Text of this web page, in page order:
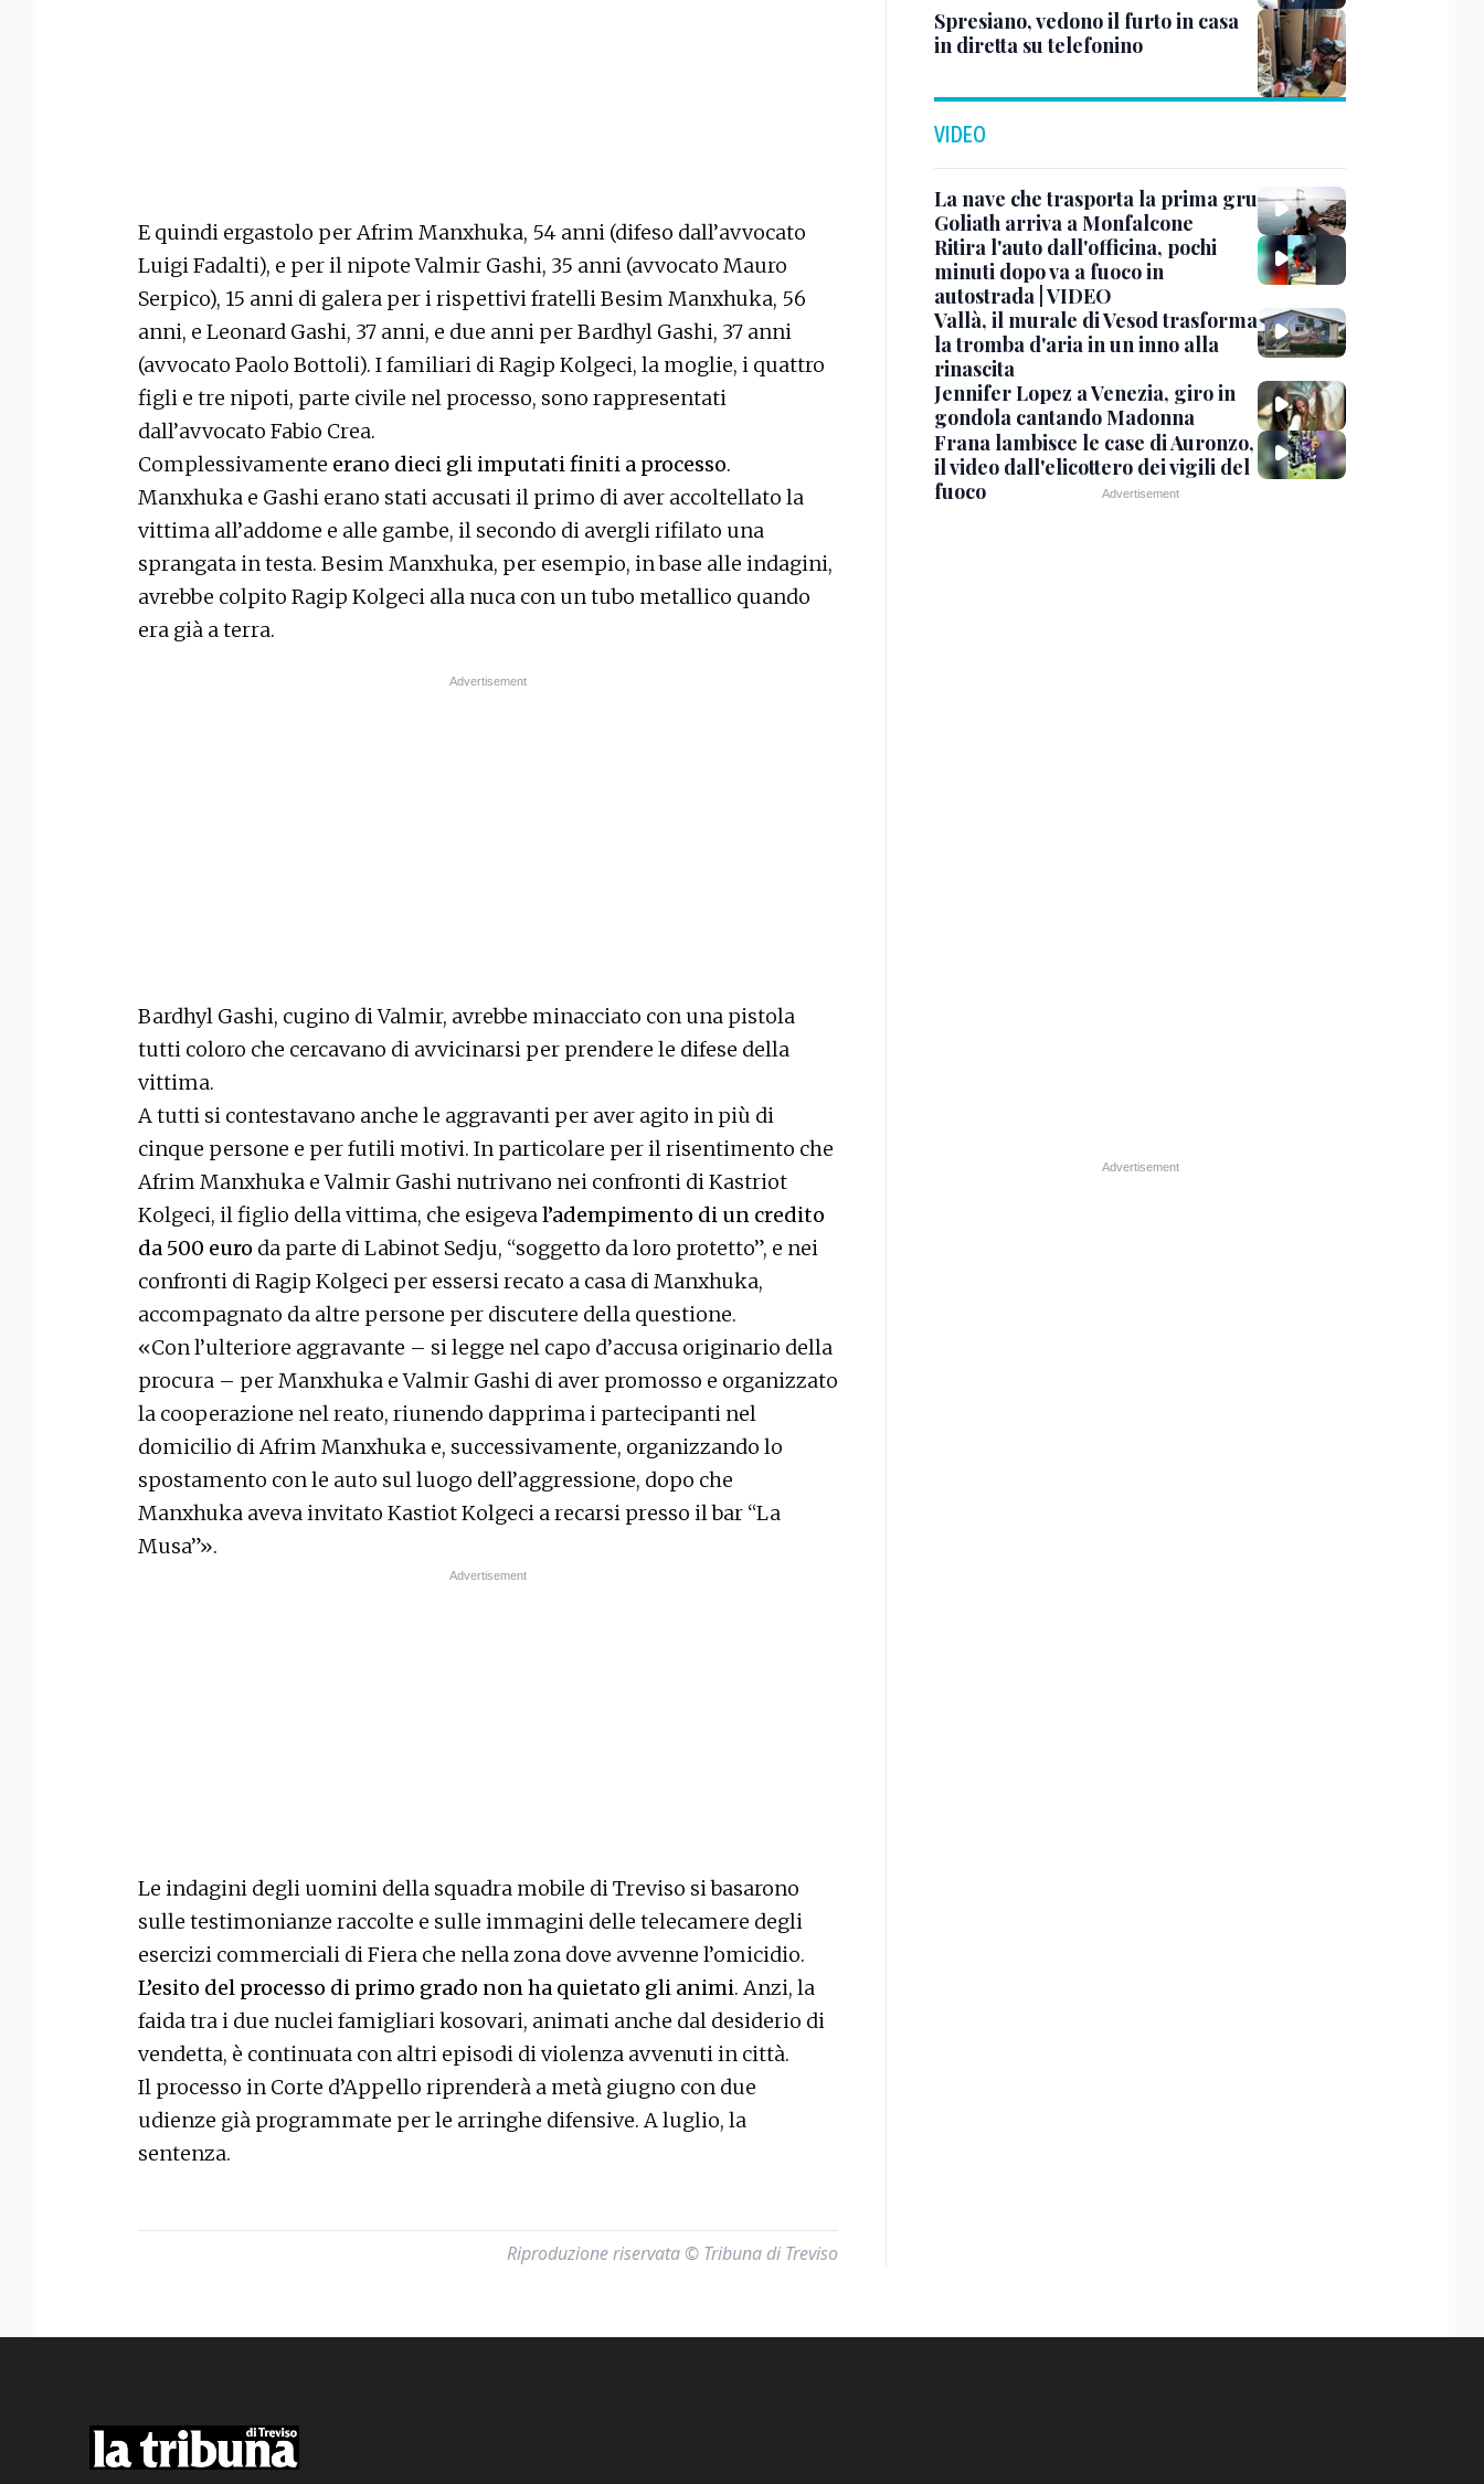
E quindi ergastolo per Afrim Manxhuka, 54 anni (difeso dall’avvocato
Luigi Fadalti), e per il nipote Valmir Gashi, 35 anni (avvocato Mauro
Serpico), 15 anni di galera per i rispettivi fratelli Besim Manxhuka, 56
anni, e Leonard Gashi, 37 anni, e due anni per Bardhyl Gashi, 37 anni
(avvocato Paolo Bottoli). I familiari di Ragip Kolgeci, la moglie, i quattro
figli e tre nipoti, parte civile nel processo, sono rappresentati
dall’avvocato Fabio Crea.
Complessivamente erano dieci gli imputati finiti a processo.
Manxhuka e Gashi erano stati accusati il primo di aver accoltellato la
vittima all’addome e alle gambe, il secondo di avergli rifilato una
sprangata in testa. Besim Manxhuka, per esempio, in base alle indagini,
avrebbe colpito Ragip Kolgeci alla nuca con un tubo metallico quando
era già a terra.
Bardhyl Gashi, cugino di Valmir, avrebbe minacciato con una pistola
tutti coloro che cercavano di avvicinarsi per prendere le difese della
vittima.
A tutti si contestavano anche le aggravanti per aver agito in più di
cinque persone e per futili motivi. In particolare per il risentimento che
Afrim Manxhuka e Valmir Gashi nutrivano nei confronti di Kastriot
Kolgeci, il figlio della vittima, che esigeval’adempimento di un credito
da 500 euro da parte di Labinot Sedju, “soggetto da loro protetto”, e nei
confronti di Ragip Kolgeci per essersi recato a casa di Manxhuka,
accompagnato da altre persone per discutere della questione.
«Con l’ulteriore aggravante – si legge nel capo d’accusa originario della
procura – per Manxhuka e Valmir Gashi di aver promosso e organizzato
la cooperazione nel reato, riunendo dapprima i partecipanti nel
domicilio di Afrim Manxhuka e, successivamente, organizzando lo
spostamento con le auto sul luogo dell’aggressione, dopo che
Manxhuka aveva invitato Kastiot Kolgeci a recarsi presso il bar “La
Musa”».
Le indagini degli uomini della squadra mobile di Treviso si basarono
sulle testimonianze raccolte e sulle immagini delle telecamere degli
esercizi commerciali di Fiera che nella zona dove avvenne l’omicidio.
L’esito del processo di primo grado non ha quietato gli animi. Anzi, la
faida tra i due nuclei famigliari kosovari, animati anche dal desiderio di
vendetta, è continuata con altri episodi di violenza avvenuti in città.
Il processo in Corte d’Appello riprenderà a metà giugno con due
udienze già programmate per le arringhe difensive. A luglio, la
sentenza.
Riproduzione riservata © Tribuna di Treviso
Spresiano, vedono il furto in casa
in diretta su telefonino
VIDEO
La nave che trasporta la prima gru
Goliath arriva a Monfalcone
Ritira l'auto dall'officina, pochi
minuti dopo va a fuoco in
autostrada | VIDEO
Vallà, il murale di Vesod trasforma
la tromba d'aria in un inno alla
rinascita
Jennifer Lopez a Venezia, giro in
gondola cantando Madonna
Frana lambisce le case di Auronzo,
il video dall'elicottero dei vigili del
fuoco